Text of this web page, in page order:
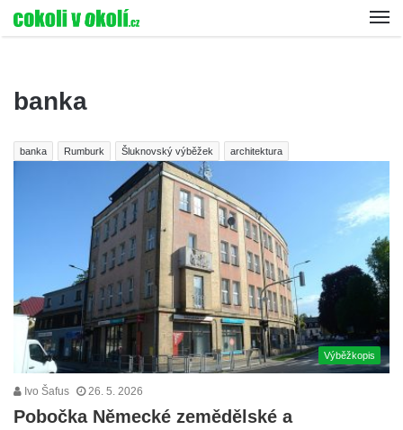
banka
banka Rumburk Šluknovský výběžek architektura
Výběžkopis
Ivo Šafus 26. 5. 2026
Pobočka Německé zemědělské a